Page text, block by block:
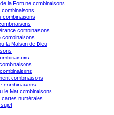
la Fortune combinaisons
combinaisons
combinaisons
combinaisons
combinaisons
la Maison de Dieu
combinaisons
combinaisons
le Mat combinaisons
cartes numérales